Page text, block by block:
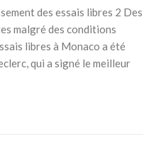
des essais libres 2 Des
malgré des conditions
libres à Monaco a été
qui a signé le meilleur